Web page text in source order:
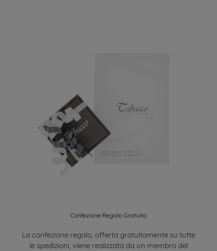
Confezione Regalo Gratuita
La confezione regalo, offerta gratuitamente su tutte
le spedizioni, viene realizzata da un membro del